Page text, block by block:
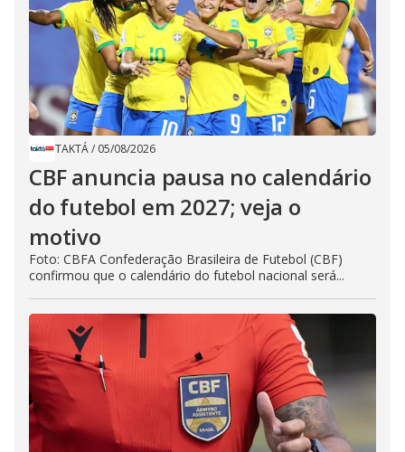
TAKTÁ/ 05/08/2026
CBF anuncia pausa no calendário
do futebol em 2027; veja o
motivo
Foto: CBFA Confederação Brasileira de Futebol (CBF)
confirmou que o calendário do futebol nacional será...